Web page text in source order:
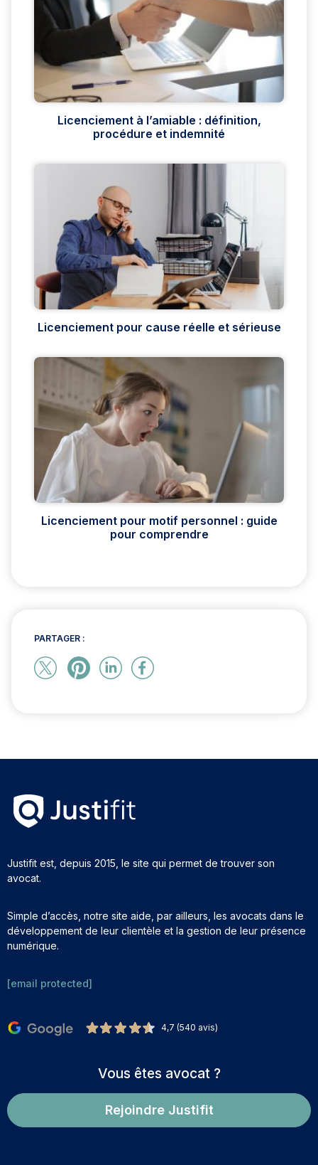
Licenciement à l’amiable : définition,
procédure et indemnité
Licenciement pour cause réelle et sérieuse
Licenciement pour motif personnel : guide
pour comprendre
PARTAGER :
Justifit est, depuis 2015, le site qui permet de trouver son
avocat.
Simple d’accès, notre site aide, par ailleurs, les avocats dans le
développement de leur clientèle et la gestion de leur présence
numérique.
[email protected]
4,7 (540 avis)
Vous êtes avocat ?
Rejoindre Justifit